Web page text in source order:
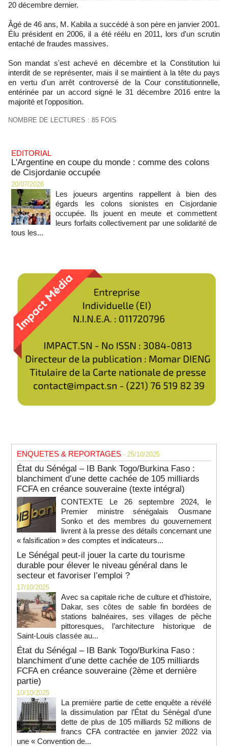
20 décembre dernier.
Âgé de 46 ans, M. Kabila a succédé à son père en janvier 2001.
Élu président en 2006, il a été réélu en 2011, lors d'un scrutin
entaché de fraudes massives.
Son mandat s'est achevé en décembre et la Constitution lui
interdit de se représenter, mais il se maintient à la tête du pays
en vertu d'un arrêt controversé de la Cour constitutionnelle,
entérinée par un accord signé le 31 décembre 2016 entre la
majorité et l'opposition.
NOMBRE DE LECTURES : 85 FOIS
EDITORIAL
L'Argentine en coupe du monde : comme des colons
de Cisjordanie occupée
20/07/2026
Les joueurs argentins rappellent à bien des
égards les colons sionistes en Cisjordanie
occupée. Ils jouent en meute et commettent
leurs forfaits collectivement par une solidarité de
tous les...
ENQUETES & REPORTAGES - 25/10/2025
État du Sénégal – IB Bank Togo/Burkina Faso :
blanchiment d’une dette cachée de 105 milliards
FCFA en créance souveraine (texte intégral)
CONTEXTE Le 26 septembre 2024, le
Premier ministre sénégalais Ousmane
Sonko et des membres du gouvernement
livrent à la presse des détails concernant une
« falsification » des comptes et indicateurs...
Le Sénégal peut-il jouer la carte du tourisme
durable pour élever le niveau général dans le
secteur et favoriser l’emploi ?
17/10/2025
Avec sa capitale riche de culture et d’histoire,
Dakar, ses côtes de sable fin bordées de
stations balnéaires, ses villages de pêche
pittoresques, l’architecture historique de
Saint-Louis classée au...
État du Sénégal – IB Bank Togo/Burkina Faso :
blanchiment d’une dette cachée de 105 milliards
FCFA en créance souveraine (2ème et dernière
partie)
10/10/2025
La première partie de cette enquête a révélé
la dissimulation par l’État du Sénégal d’une
dette de plus de 105 milliards 52 millions de
francs CFA contractée en janvier 2022 via
une « Convention de...